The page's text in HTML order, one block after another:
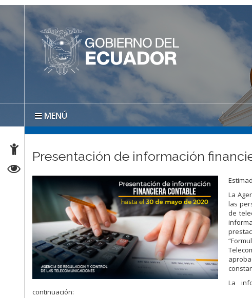
MENÚ
Presentación de información
La
las
de
La
continuación: